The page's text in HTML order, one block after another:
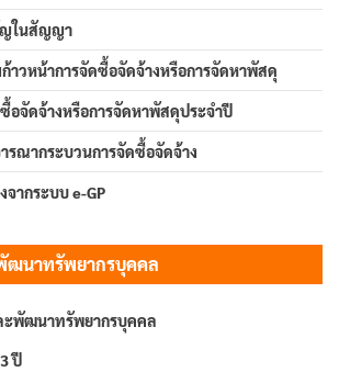
ญในสัญญา
าวหน้าการจัดซื้อจัดจ้างหรือการจัดหาพัสดุ
อจัดจ้างหรือการจัดหาพัสดุประจำปี
รณากระบวนการจัดซื้อจัดจ้าง
ากระบบ e-GP
ฒนาทรัพยากรบุคคล
ะพัฒนาทรัพยากรบุคคล
ปี